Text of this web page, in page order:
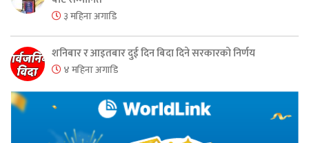
३ महिना अगाडि
शनिबार र आइतबार दुई दिन बिदा दिने सरकारको निर्णय
४ महिना अगाडि